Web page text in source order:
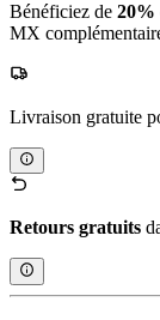
Bénéficiez de 20%
MX
Livraison gratuite
Retours gratuits